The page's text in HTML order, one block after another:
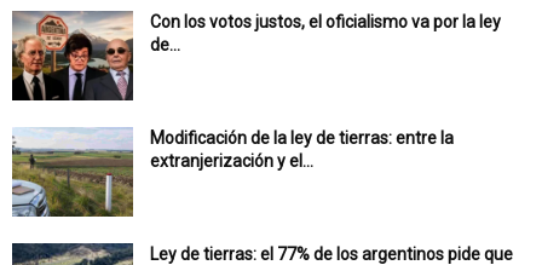
Con los votos justos, el oficialismo va por la ley
de...
Modificación de la ley de tierras: entre la
extranjerización y el...
Ley de tierras: el 77% de los argentinos pide que